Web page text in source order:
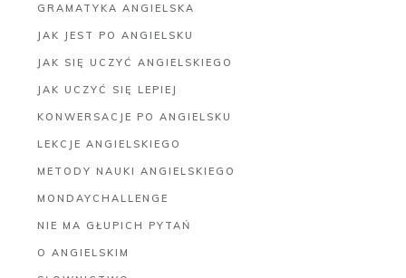
GRAMATYKA ANGIELSKA
JAK JEST PO ANGIELSKU
JAK SIĘ UCZYĆ ANGIELSKIEGO
JAK UCZYĆ SIĘ LEPIEJ
KONWERSACJE PO ANGIELSKU
LEKCJE ANGIELSKIEGO
METODY NAUKI ANGIELSKIEGO
MONDAYCHALLENGE
NIE MA GŁUPICH PYTAŃ
O ANGIELSKIM